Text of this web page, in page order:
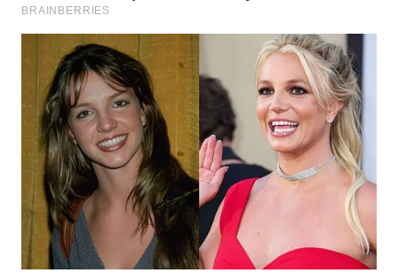
WN
CIANJUR
WN
KEPULAUAN
SERIBU
WN
TANGERANG
WN
BINJAI